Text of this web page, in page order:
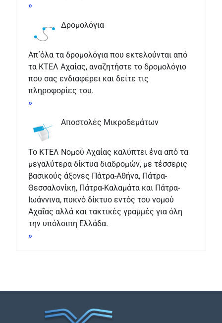
»
Δρομολόγια
Απ΄όλα τα δρομολόγια που εκτελούνται από
τα ΚΤΕΛ Αχαίας, αναζητήστε το δρομολόγιο
που σας ενδιαφέρει και δείτε τις
πληροφορίες του.
»
Αποστολές Μικροδεμάτων
Το ΚΤΕΛ Νομού Αχαίας καλύπτει ένα από τα
μεγαλύτερα δίκτυα διαδρομών, με τέσσερις
βασικούς άξονες Πάτρα-Αθήνα, Πάτρα-
Θεσσαλονίκη, Πάτρα-Καλαμάτα και Πάτρα-
Ιωάννινα, πυκνό δίκτυο εντός του νομού
Αχαΐας αλλά και τακτικές γραμμές για όλη
την υπόλοιπη Ελλάδα.
»